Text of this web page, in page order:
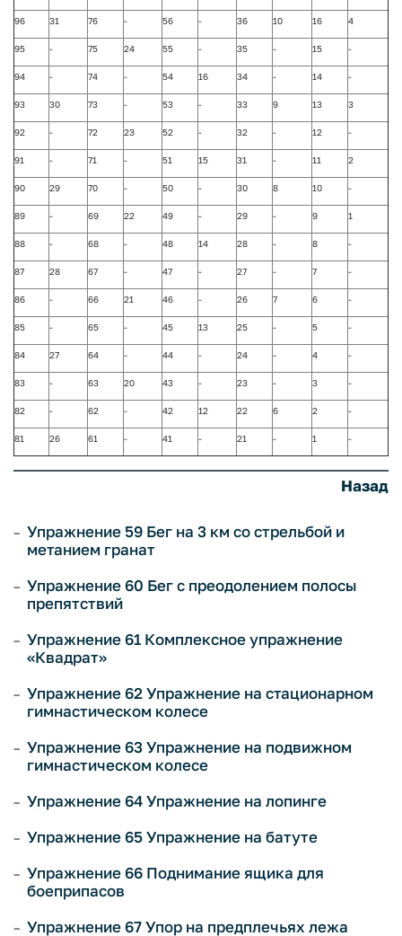
96 31 76 - 56 - 36 10 16 4
95 - 75 24 55 - 35 - 15 -
94 - 74 - 54 16 34 - 14 -
93 30 73 - 53 - 33 9 13 3
92 - 72 23 52 - 32 - 12 -
91 - 71 - 51 15 31 - 11 2
90 29 70 - 50 - 30 8 10 -
89 - 69 22 49 - 29 - 9 1
88 - 68 - 48 14 28 - 8 -
87 28 67 - 47 - 27 - 7 -
86 - 66 21 46 - 26 7 6 -
85 - 65 - 45 13 25 - 5 -
84 27 64 - 44 - 24 - 4 -
83 - 63 20 43 - 23 - 3 -
82 - 62 - 42 12 22 6 2 -
81 26 61 - 41 - 21 - 1 -
Назад
Упражнение 59 Бег на 3 км со стрельбой и
метанием гранат
Упражнение 60 Бег с преодолением полосы
препятствий
Упражнение 61 Комплексное упражнение
«Квадрат»
Упражнение 62 Упражнение на стационарном
гимнастическом колесе
Упражнение 63 Упражнение на подвижном
гимнастическом колесе
Упражнение 64 Упражнение на лопинге
Упражнение 65 Упражнение на батуте
Упражнение 66 Поднимание ящика для
боеприпасов
Упражнение 67 Упор на предплечьях лежа